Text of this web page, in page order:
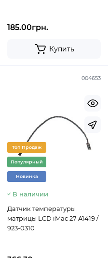
185.00грн.
Купить
004653
Топ Продаж
Популярный
Новинка
В наличии
Датчик температуры
матрицы LCD iMac 27 A1419 /
923-0310